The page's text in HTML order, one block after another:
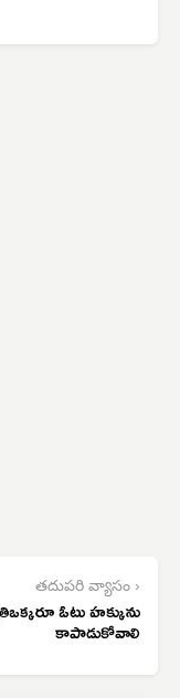
తదుపరి వ్యాసం ›
ఓటు హక్కును
కాపాడుకోవాలి